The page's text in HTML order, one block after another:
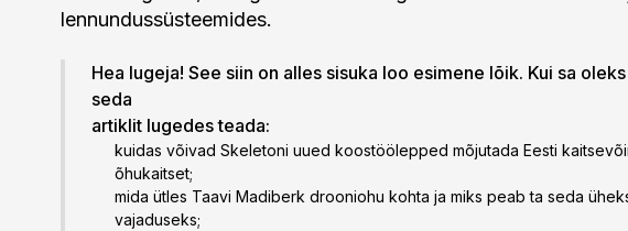
lennundussüsteemides.
Hea lugeja! See siin on alles sisuka loo esimene lõik. Kui sa
seda
artiklit lugedes teada:
kuidas võivad Skeletoni uued koostöölepped mõjutada Eesti
õhukaitset;
mida ütles Taavi Madiberk drooniohu kohta ja miks peab ta seda
vajaduseks;